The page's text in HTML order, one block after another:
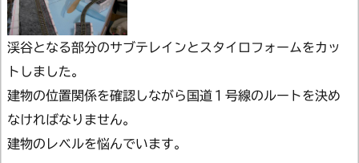
渓谷となる部分のサブテレインとスタイロフォームをカッ
トしました。
建物の位置関係を確認しながら国道１号線のルートを決め
なければなりません。
建物のレベルを悩んでいます。